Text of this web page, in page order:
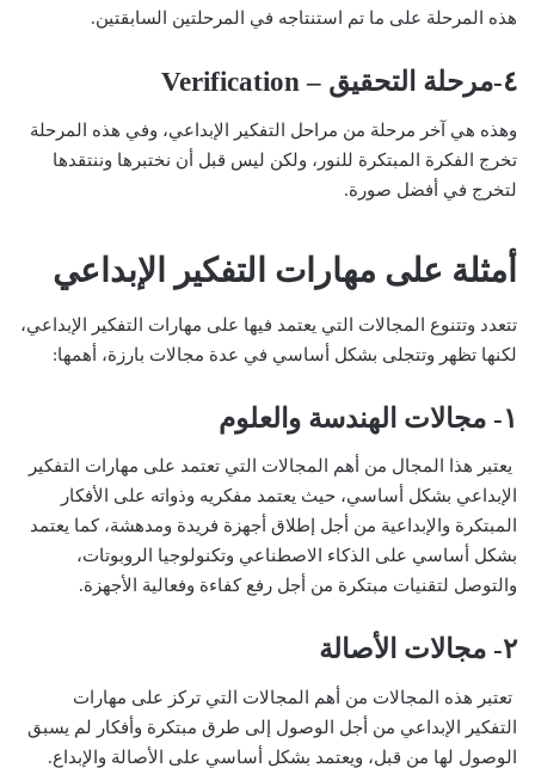
هذه المرحلة على ما تم استنتاجه في المرحلتين السابقتين.
٤-مرحلة التحقيق – Verification
وهذه هي آخر مرحلة من مراحل التفكير الإبداعي، وفي هذه المرحلة
تخرج الفكرة المبتكرة للنور، ولكن ليس قبل أن نختبرها وننتقدها
لتخرج في أفضل صورة.
أمثلة على مهارات التفكير الإبداعي
تتعدد وتتنوع المجالات التي يعتمد فيها على مهارات التفكير الإبداعي،
لكنها تظهر وتتجلى بشكل أساسي في عدة مجالات بارزة، أهمها:
١- مجالات الهندسة والعلوم
يعتبر هذا المجال من أهم المجالات التي تعتمد على مهارات التفكير
الإبداعي بشكل أساسي، حيث يعتمد مفكريه وذواته على الأفكار
المبتكرة والإبداعية من أجل إطلاق أجهزة فريدة ومدهشة، كما يعتمد
بشكل أساسي على الذكاء الاصطناعي وتكنولوجيا الروبوتات،
والتوصل لتقنيات مبتكرة من أجل رفع كفاءة وفعالية الأجهزة.
٢- مجالات الأصالة
تعتبر هذه المجالات من أهم المجالات التي تركز على مهارات
التفكير الإبداعي من أجل الوصول إلى طرق مبتكرة وأفكار لم يسبق
الوصول لها من قبل، ويعتمد بشكل أساسي على الأصالة والإبداع.